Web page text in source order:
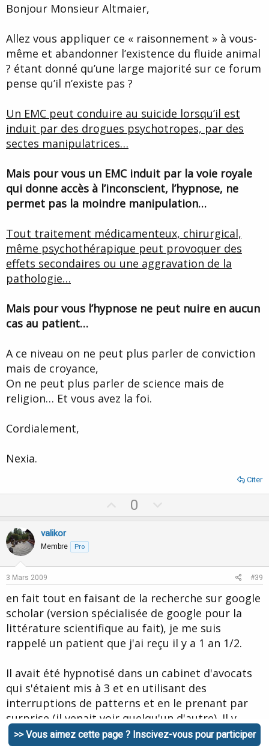
Bonjour Monsieur Altmaier,
Allez vous appliquer ce « raisonnement » à vous-
même et abandonner l’existence du fluide animal
? étant donné qu’une large majorité sur ce forum
pense qu’il n’existe pas ?
Un EMC peut conduire au suicide lorsqu’il est
induit par des drogues psychotropes, par des
sectes manipulatrices…
Mais pour vous un EMC induit par la voie royale
qui donne accès à l’inconscient, l’hypnose, ne
permet pas la moindre manipulation…
Tout traitement médicamenteux, chirurgical,
même psychothérapique peut provoquer des
effets secondaires ou une aggravation de la
pathologie…
Mais pour vous l’hypnose ne peut nuire en aucun
cas au patient…
A ce niveau on ne peut plus parler de conviction
mais de croyance,
On ne peut plus parler de science mais de
religion… Et vous avez la foi.
Cordialement,
Nexia.
Citer
p
t
0
o
v
t
e
valikor
Membre Pro
3 Mars 2009 #39
en fait tout en faisant de la recherche sur google
scholar (version spécialisée de google pour la
littérature scientifique au fait), je me suis
rappelé un patient que j'ai reçu il y a 1 an 1/2.
Il avait été hypnotisé dans un cabinet d'avocats
qui s'étaient mis à 3 et en utilisant des
interruptions de patterns et en le prenant par
surprise (il venait voir quelqu'un d'autre). Il y
avait eu suggestion d'amnésie.
>> Vous aimez cette page ? Inscivez-vous pour participer